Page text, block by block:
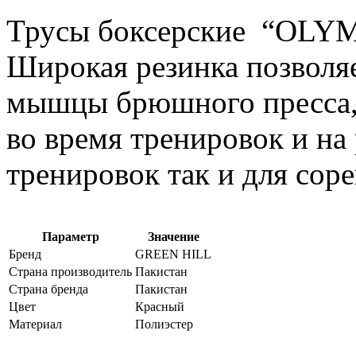
Трусы боксерские
Широкая резинка
мышцы брюшного пресса,
во время тренировок и
тренировок так и для
Параметр
Значение
Бренд
GREEN HILL
Страна производитель Пакистан
Страна бренда
Пакистан
Цвет
Красный
Материал
Полиэстер